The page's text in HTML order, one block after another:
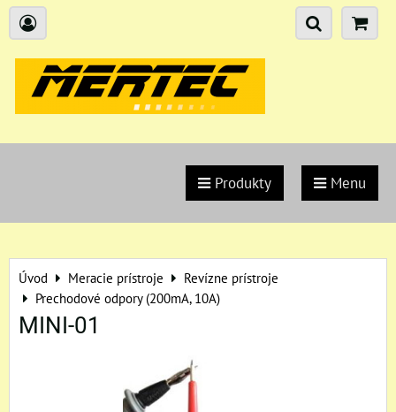
Produkty Menu
Úvod Meracie prístroje
Revízne prístroje
Prechodové odpory (200mA, 10A)
MINI-01